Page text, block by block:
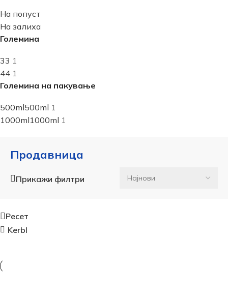
На попуст
На залиха
Големина
33 1
44 1
Големина на пакување
500ml500ml 1
1000ml1000ml 1
Продавница
Прикажи филтри
Ресет
Kerbl